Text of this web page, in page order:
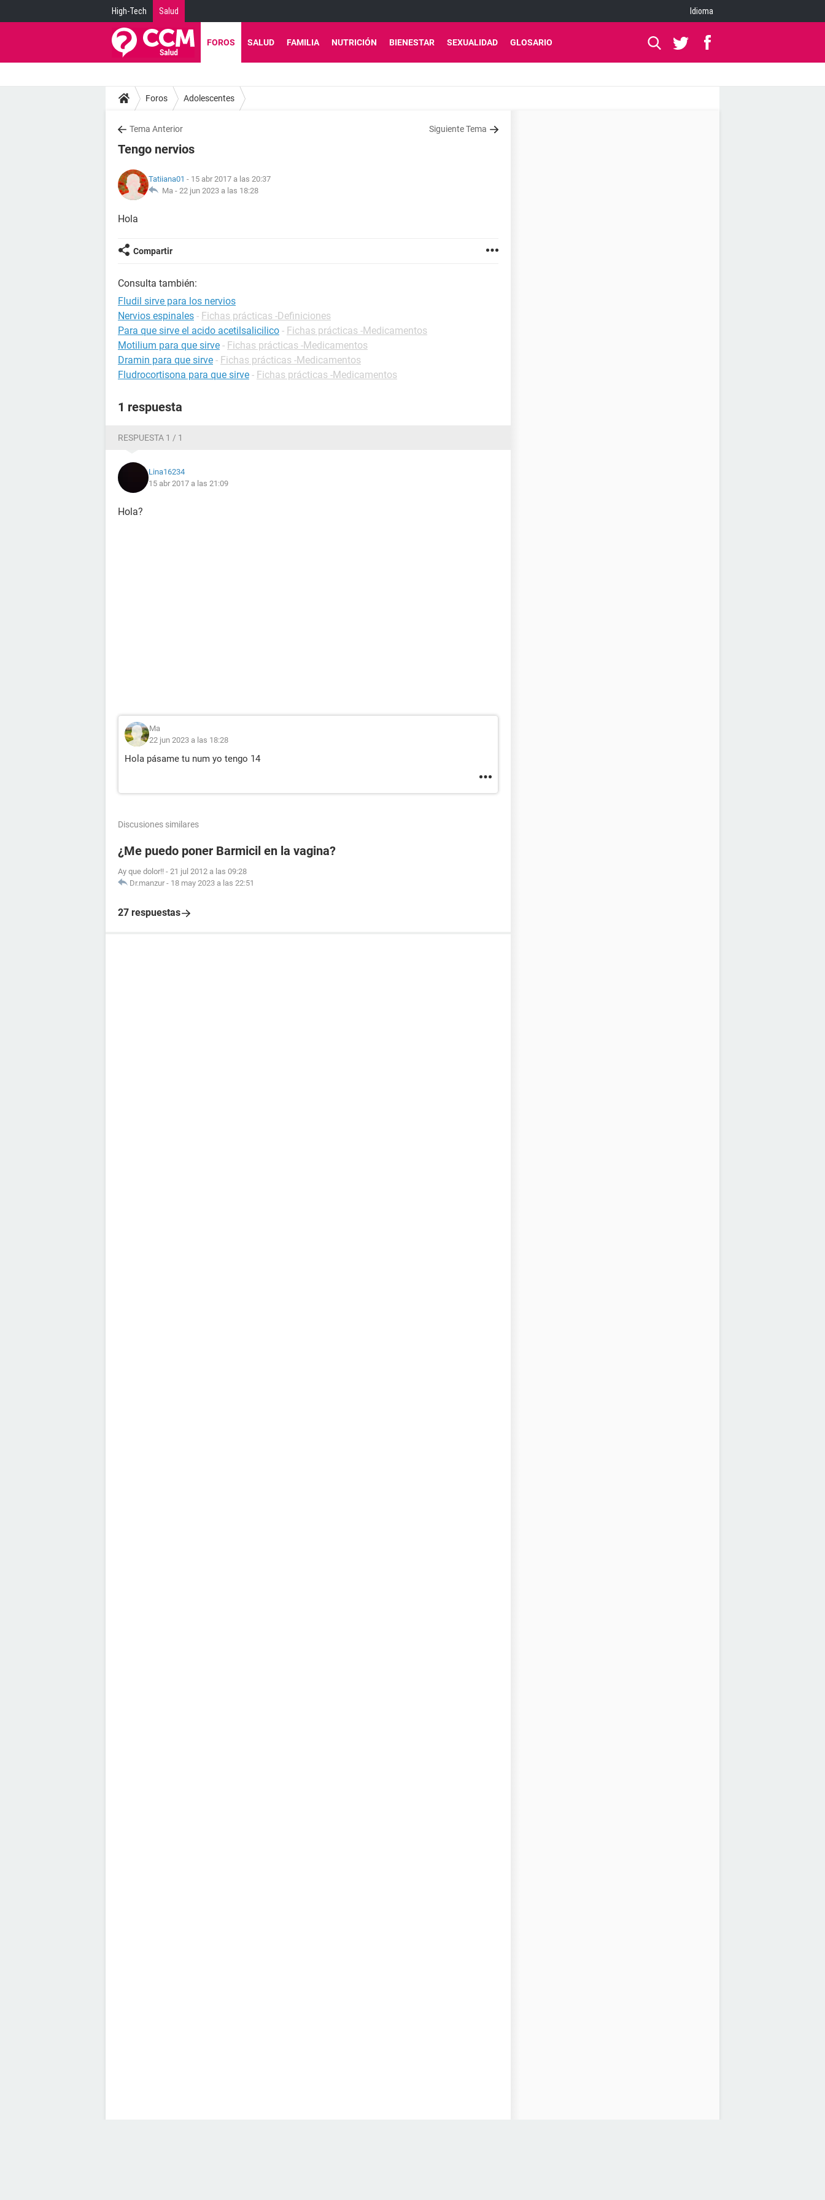
High-Tech Salud Idioma
FOROS SALUD FAMILIA NUTRICIÓN BIENESTAR SEXUALIDAD GLOSARIO
Foros Adolescentes
Tema Anterior Siguiente Tema
Tengo nervios
Tatiiana01 - 15 abr 2017 a las 20:37
Ma - 22 jun 2023 a las 18:28
Hola
Compartir
Consulta también:
Fludil sirve para los nervios
Nervios espinales - Fichas prácticas -Definiciones
Para que sirve el acido acetilsalicilico - Fichas prácticas -Medicamentos
Motilium para que sirve - Fichas prácticas -Medicamentos
Dramin para que sirve - Fichas prácticas -Medicamentos
Fludrocortisona para que sirve - Fichas prácticas -Medicamentos
1 respuesta
RESPUESTA 1 / 1
Lina16234
15 abr 2017 a las 21:09
Hola?
Ma
22 jun 2023 a las 18:28
Hola pásame tu num yo tengo 14
Discusiones similares
¿Me puedo poner Barmicil en la vagina?
Ay que dolor!! - 21 jul 2012 a las 09:28
Dr.manzur - 18 may 2023 a las 22:51
27 respuestas